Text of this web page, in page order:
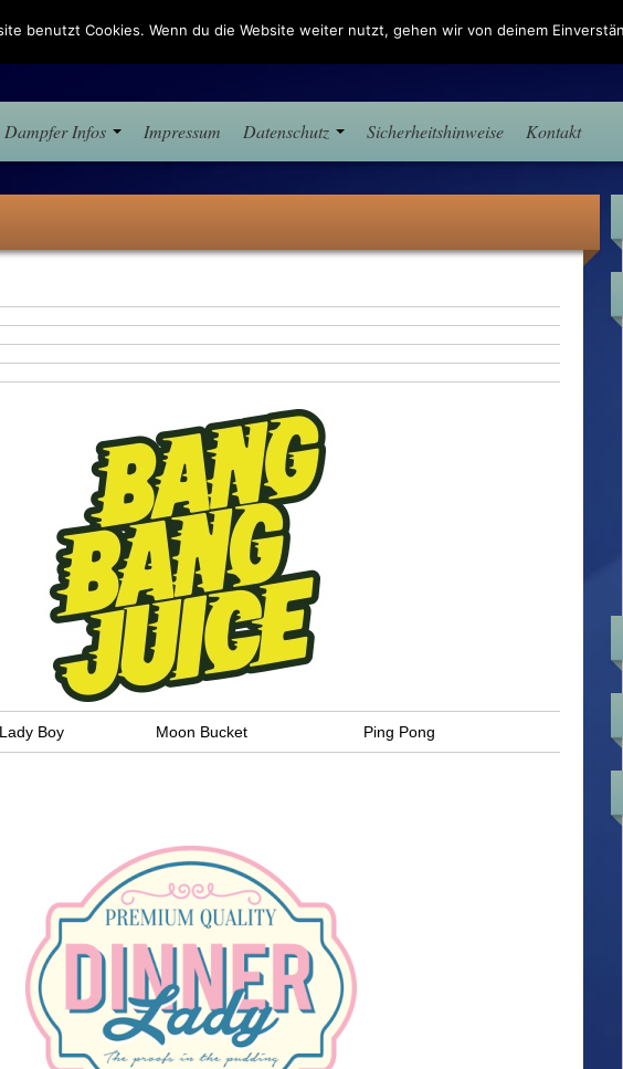
Dampfer Infos Impressum Datenschutz Sicherheitshinweise Kontakt
Lady Boy Moon Bucket Ping Pong
benutzt Cookies. Wenn du die Website weiter nutzt, gehen wir von deinem